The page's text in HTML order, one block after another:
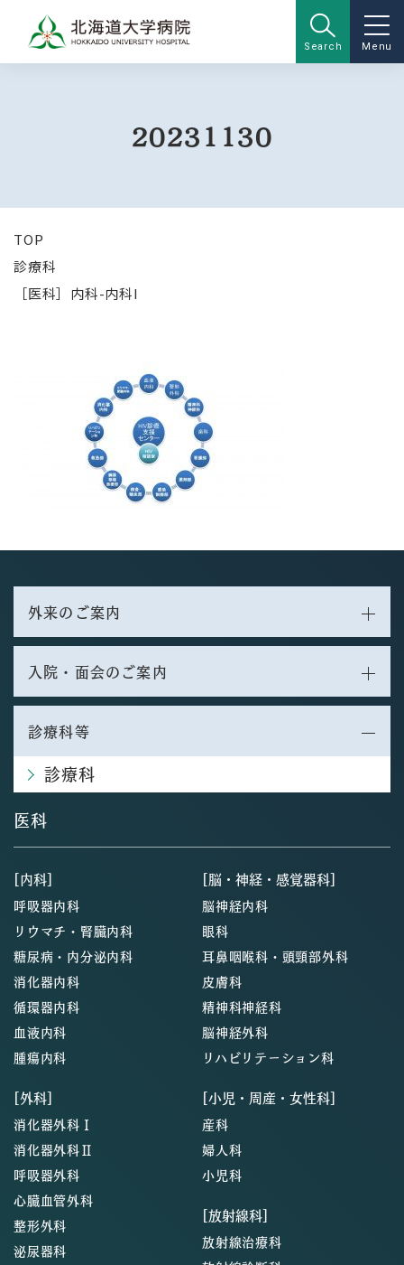
Search Menu
20231130
TOP
診療科
［医科］内科-内科I
外来のご案内
入院・面会のご案内
診療科等
診療科
医科
[内科]
呼吸器内科
リウマチ・腎臓内科
糖尿病・内分泌内科
消化器内科
循環器内科
血液内科
腫瘍内科
[外科]
消化器外科Ⅰ
消化器外科Ⅱ
呼吸器外科
心臓血管外科
整形外科
泌尿器科
[脳・神経・感覚器科]
脳神経内科
眼科
耳鼻咽喉科・頭頸部外科
皮膚科
精神科神経科
脳神経外科
リハビリテーション科
[小児・周産・女性科]
産科
婦人科
小児科
[放射線科]
放射線治療科